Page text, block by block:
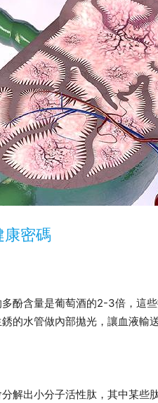
康密碼
酚含量是葡萄酒的2-3倍，這
的水管做內部拋光，讓血液輸
解出小分子活性肽，其中某些